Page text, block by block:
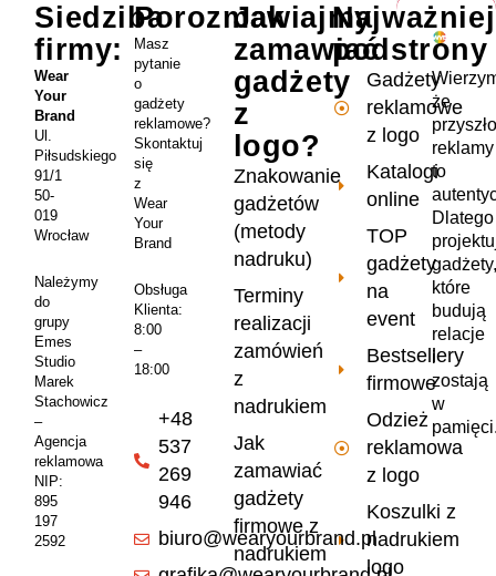
że
reklamy
to
Dlatego
gadżety,
które
budują
relacje
i
zostają
w
podstrony
Gadżety
reklamowe
z logo
Katalogi
online
TOP
gadżety
na
event
Bestsellery
firmowe
Odzież
reklamowa
z logo
Koszulki z
nadrukiem
logo
Jak
zamawiać
gadżety
z
logo?
Znakowanie
gadżetów
(metody
nadruku)
Terminy
realizacji
zamówień
z
nadrukiem
Jak
zamawiać
gadżety
firmowe z
nadrukiem
Porozmawiajmy
Masz
pytanie
o
gadżety
reklamowe?
Skontaktuj
się
z
Wear
Your
Brand
Obsługa
Klienta:
8:00
–
18:00
+48
537
269
946
biuro@wearyourbrand.pl
Siedziba
firmy:
Wear
Your
Brand
Ul.
Piłsudskiego
91/1
50-
019
Wrocław
Należymy
do
grupy
Emes
Studio
Marek
Stachowicz
–
Agencja
reklamowa
NIP:
895
197
2592